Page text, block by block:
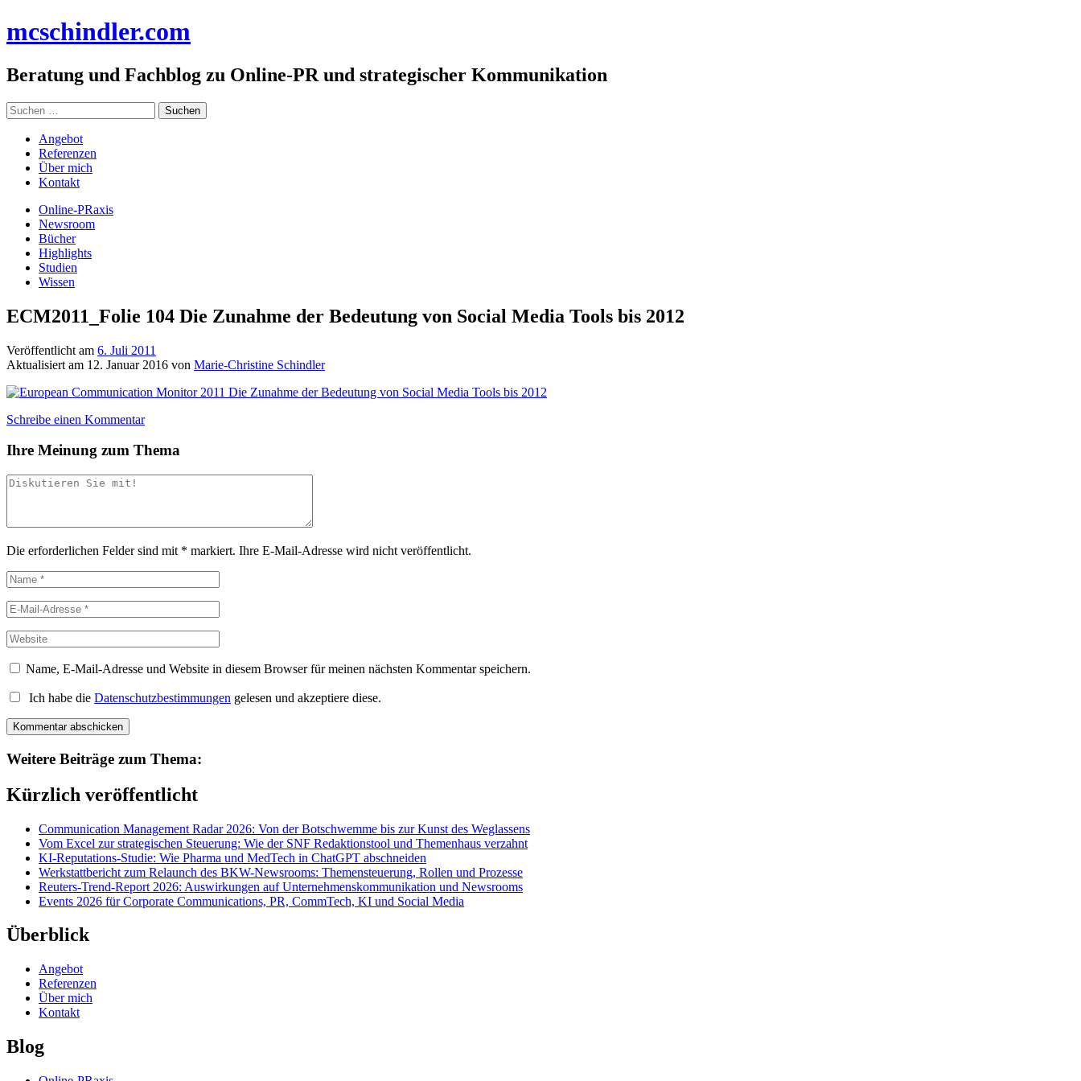
Inhalt
mcschindler.com
Beratung und Fachblog zu Online-PR und strategischer Kommunikation
Suchen
nach:
Angebot
Referenzen
Über mich
Kontakt
Online-PRaxis
Newsroom
Bücher
Highlights
Studien
Wissen
ECM2011_Folie 104 Die Zunahme der Bedeutung von Social Media Tools bis 2012
Veröffentlicht am 6. Juli 2011
Aktualisiert am 12. Januar 2016 von Marie-Christine Schindler
Schreibe einen Kommentar
Ihre Meinung zum Thema
Die erforderlichen Felder sind mit * markiert. Ihre E-Mail-Adresse wird nicht veröffentlicht.
Name, E-Mail-Adresse und Website in diesem Browser für meinen nächsten Kommentar speichern.
Ich habe die Datenschutzbestimmungen gelesen und akzeptiere diese.
Weitere Beiträge zum Thema:
Kürzlich veröffentlicht
Communication Management Radar 2026: Von der Botschwemme bis zur Kunst des Weglassens
Vom Excel zur strategischen Steuerung: Wie der SNF Redaktionstool und Themenhaus verzahnt
KI-Reputations-Studie: Wie Pharma und MedTech in ChatGPT abschneiden
Werkstattbericht zum Relaunch des BKW-Newsrooms: Themensteuerung, Rollen und Prozesse
Reuters-Trend-Report 2026: Auswirkungen auf Unternehmenskommunikation und Newsrooms
Events 2026 für Corporate Communications, PR, CommTech, KI und Social Media
Überblick
Angebot
Referenzen
Über mich
Kontakt
Blog